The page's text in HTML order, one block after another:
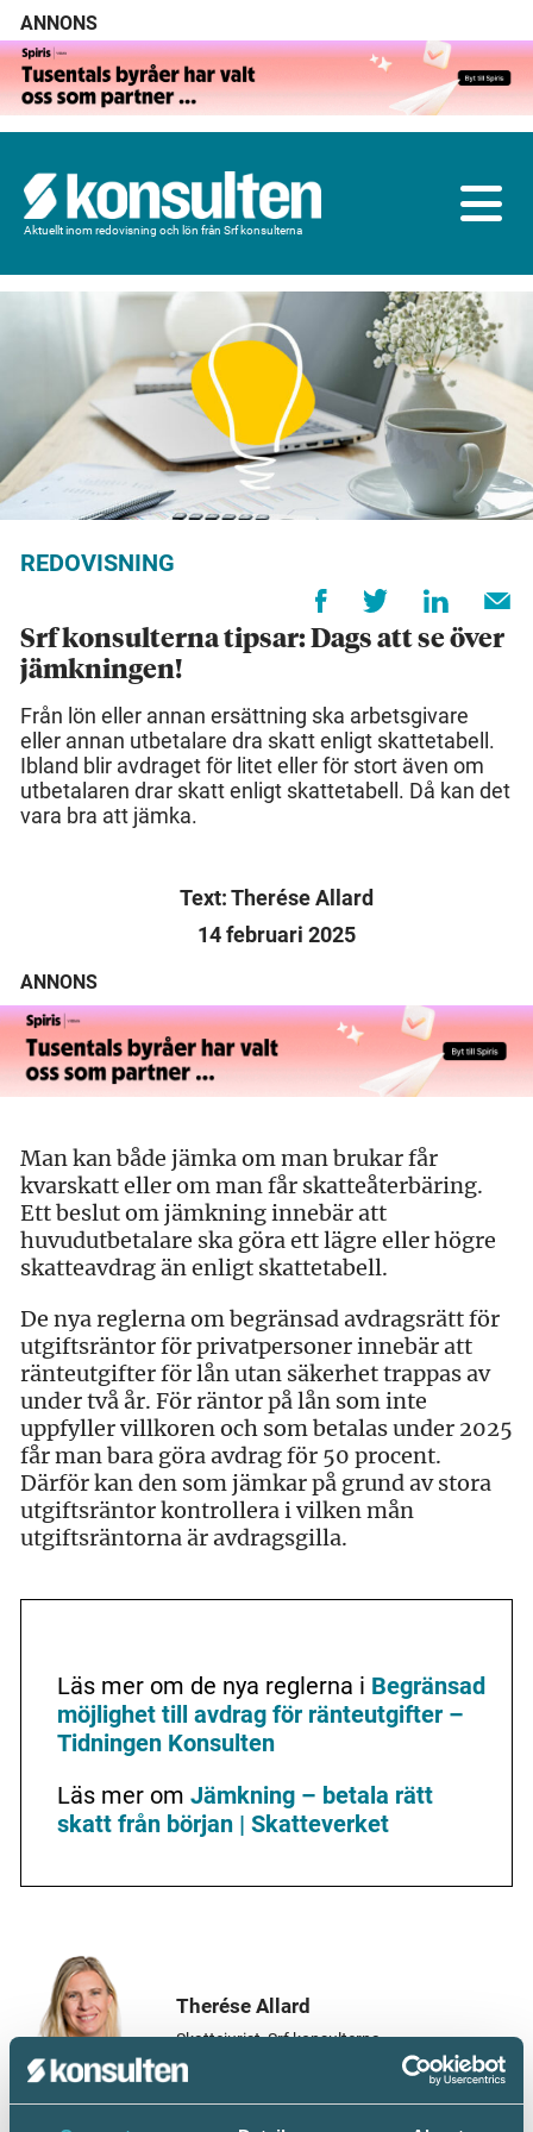
ANNONS
Aktuellt inom redovisning och lön från Srf konsulterna
REDOVISNING
Srf konsulterna tipsar: Dags att se över
jämkningen!
Från lön eller annan ersättning ska arbetsgivare
eller annan utbetalare dra skatt enligt skattetabell.
Ibland blir avdraget för litet eller för stort även om
utbetalaren drar skatt enligt skattetabell. Då kan det
vara bra att jämka.
Text: Therése Allard
14 februari 2025
ANNONS
Man kan både jämka om man brukar får
kvarskatt eller om man får skatteåterbäring.
Ett beslut om jämkning innebär att
huvudutbetalare ska göra ett lägre eller högre
skatteavdrag än enligt skattetabell.
De nya reglerna om begränsad avdragsrätt för
utgiftsräntor för privatpersoner innebär att
ränteutgifter för lån utan säkerhet trappas av
under två år. För räntor på lån som inte
uppfyller villkoren och som betalas under 2025
får man bara göra avdrag för 50 procent.
Därför kan den som jämkar på grund av stora
utgiftsräntor kontrollera i vilken mån
utgiftsräntorna är avdragsgilla.
Läs mer om de nya reglerna i Begränsad
möjlighet till avdrag för ränteutgifter –
Tidningen Konsulten
Läs mer om Jämkning – betala rätt
skatt från början | Skatteverket
Therése Allard
Skattejurist, Srf konsulterna